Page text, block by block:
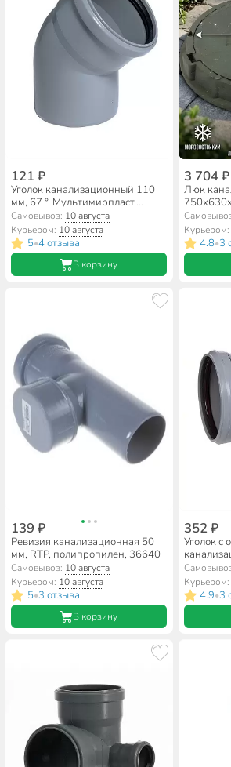
121 ₽
Уголок канализационный 110
мм, 67 °, Мультимирпласт,
внутренний, полипропилен
Самовывоз: 10 августа
Курьером: 10 августа
5•4 отзыва
В корзину
3 704 ₽
Люк
полимер,
Курьером:
4.8•3
139 ₽
Ревизия канализационная 50
мм, RTP, полипропилен, 36640
Самовывоз: 10 августа
Курьером: 10 августа
5•3 отзыва
В корзину
352 ₽
Уголок с
RTP, с
Курьером:
4.9•3